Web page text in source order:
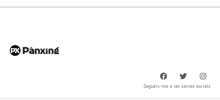
Segueix-nos a les xarxes socials